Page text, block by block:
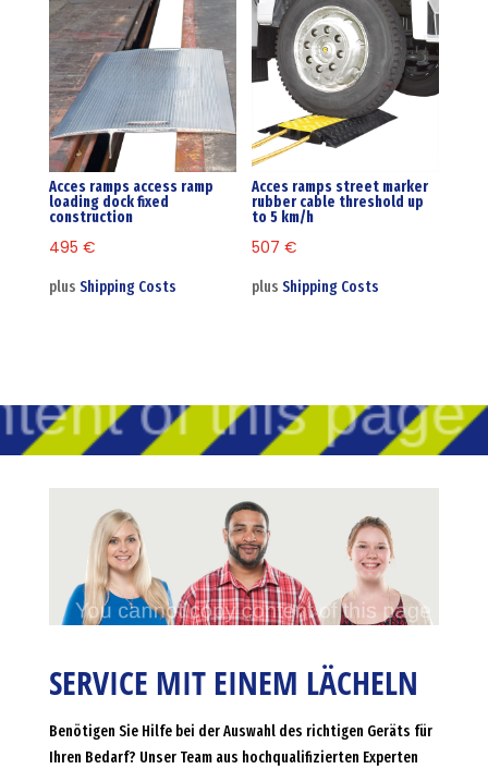
Acces ramps access ramp
loading dock fixed
construction
495 €
plus Shipping Costs
Acces ramps street marker
rubber cable threshold up
to 5 km/h
507€
plusShipping Costs
SERVICE MIT EINEM LÄCHELN
Benötigen Sie Hilfe bei der Auswahl des richtigen Geräts für
Ihren Bedarf? Unser Team aus hochqualifizierten Experten